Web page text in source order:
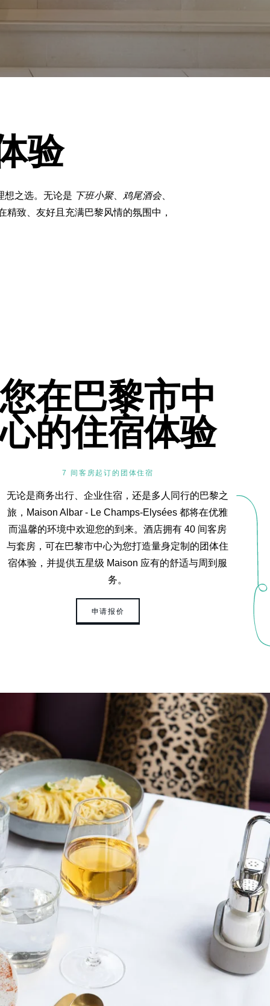
验
想之选。无论是 下班小聚、 鸡尾酒会、
致、友好且充满巴黎风情的氛围中，
您在巴黎市中
心的住宿体验
7 间客房起订的团体住宿
无论是商务出行、企业住宿，还是多人同行的巴黎之
旅，Maison Albar - Le Champs-Elysées 都将在优雅
而温馨的环境中欢迎您的到来。酒店拥有 40 间客房
与套房，可在巴黎市中心为您打造量身定制的团体住
宿体验，并提供五星级 Maison 应有的舒适与周到服
务。
申请报价